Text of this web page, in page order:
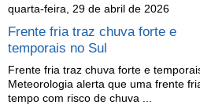
quarta-feira, 29 de abril de 2026
Frente fria traz chuva forte e
temporais no Sul
Frente fria traz chuva forte e
Meteorologia alerta que uma frente
tempo com risco de chuva ...